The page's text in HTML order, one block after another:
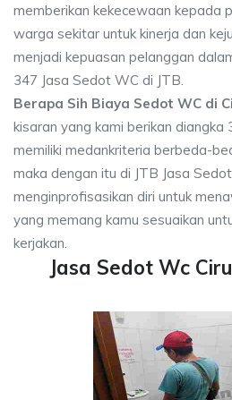
memberikan kekecewaan kepada
warga sekitar untuk kinerja dan
menjadi kepuasan pelanggan
347 Jasa Sedot WC di JTB.
Berapa Sih Biaya Sedot WC di
kisaran yang kami berikan diangka
memiliki medankriteria berbeda-
maka dengan itu di JTB Jasa
menginprofisasikan diri untuk
yang memang kamu sesuaikan
kerjakan.
Jasa Sedot Wc